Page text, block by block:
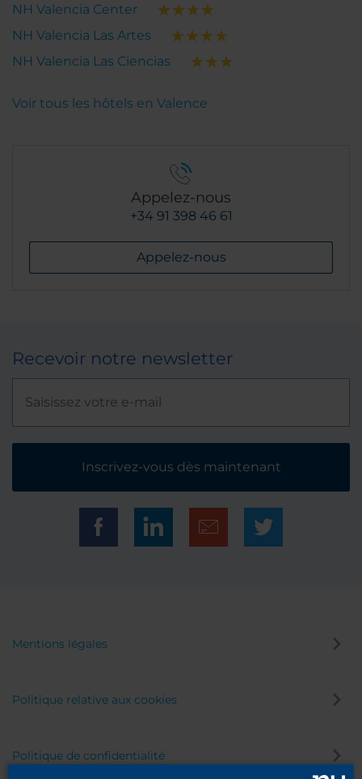
NH Valencia Center
NH Valencia Las Artes
NH Valencia Las Ciencias
Voir tous les hôtels en Valence
Appelez-nous
+34 91 398 46 61
Appelez-nous
Recevoir notre newsletter
Inscrivez-vous dès maintenant
Mentions légales
Politique relative aux cookies
Politique de confidentialité